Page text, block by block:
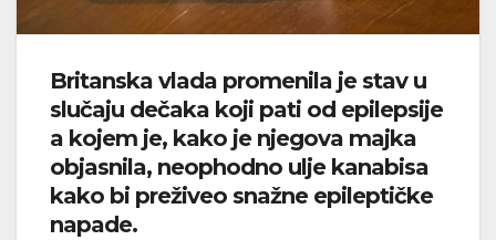
Britanska vlada promenila je stav u
slučaju dečaka koji pati od epilepsije
a kojem je, kako je njegova majka
objasnila, neophodno ulje kanabisa
kako bi preživeo snažne epileptičke
napade.